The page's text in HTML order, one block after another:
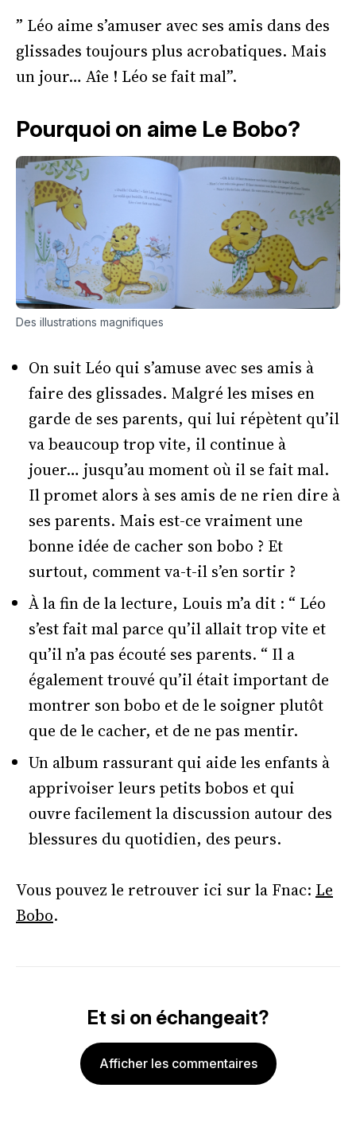
” Léo aime s’amuser avec ses amis dans des
glissades toujours plus acrobatiques. Mais
un jour… Aîe ! Léo se fait mal”.
Pourquoi on aime Le Bobo?
Des illustrations magnifiques
On suit Léo qui s’amuse avec ses amis à
faire des glissades. Malgré les mises en
garde de ses parents, qui lui répètent qu’il
va beaucoup trop vite, il continue à
jouer… jusqu’au moment où il se fait mal.
Il promet alors à ses amis de ne rien dire à
ses parents. Mais est-ce vraiment une
bonne idée de cacher son bobo ? Et
surtout, comment va-t-il s’en sortir ?
À la fin de la lecture, Louis m’a dit : “ Léo
s’est fait mal parce qu’il allait trop vite et
qu’il n’a pas écouté ses parents. “ Il a
également trouvé qu’il était important de
montrer son bobo et de le soigner plutôt
que de le cacher, et de ne pas mentir.
Un album rassurant qui aide les enfants à
apprivoiser leurs petits bobos et qui
ouvre facilement la discussion autour des
blessures du quotidien, des peurs.
Vous pouvez le retrouver ici sur la Fnac: Le
Bobo.
Et si on échangeait?
Afficher les commentaires